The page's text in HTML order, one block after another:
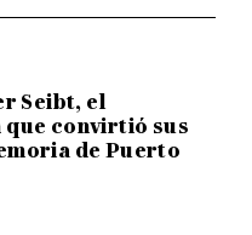
Seibt, el
que convirtió sus
de Puerto